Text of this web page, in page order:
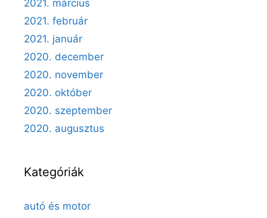
2021. március
2021. február
2021. január
2020. december
2020. november
2020. október
2020. szeptember
2020. augusztus
Kategóriák
autó és motor